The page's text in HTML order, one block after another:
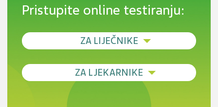
Pristupite online testiranju:
ZA LIJEČNIKE
Debljina - od prevencije do personalizirane
Novi pogled na migrenu: komorbiditeti, spolne
razlike i nove terapije
ZA LJEKARNIKE
Antikoagulansi u ljekarničkoj praksi –